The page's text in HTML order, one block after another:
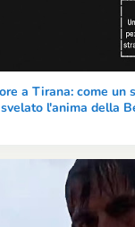
a Tirana: come un
l'anima della